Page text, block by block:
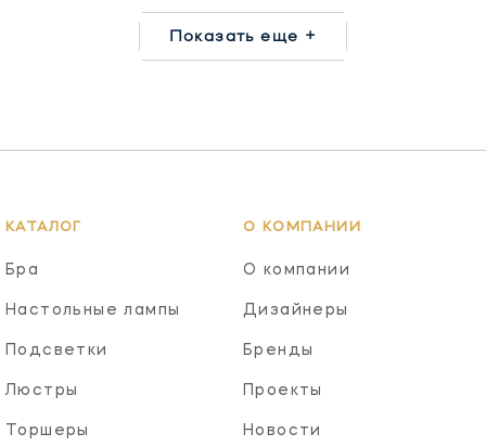
Показать еще +
КАТАЛОГ
Бра
Настольные лампы
Подсветки
Люстры
Торшеры
О КОМПАНИИ
О компании
Дизайнеры
Бренды
Проекты
Новости